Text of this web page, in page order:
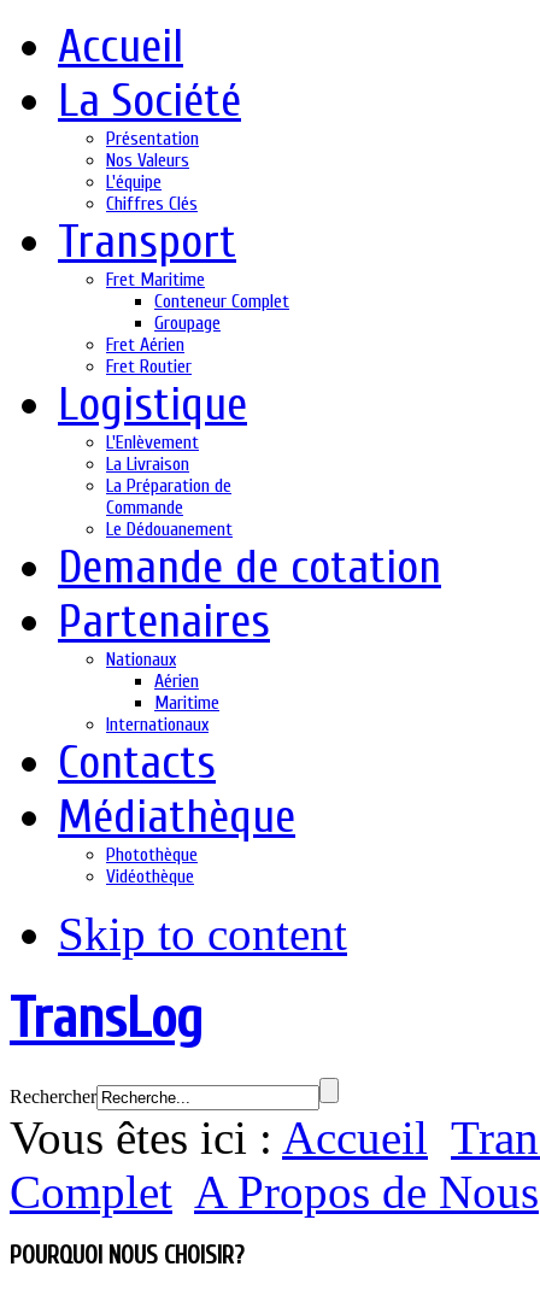
Accueil
La Société
Présentation
Nos Valeurs
L'équipe
Chiffres Clés
Transport
Fret Maritime
Conteneur Complet
Groupage
Fret Aérien
Fret Routier
Logistique
L'Enlèvement
La Livraison
La Préparation de
Commande
Le Dédouanement
Demande de cotation
Partenaires
Nationaux
Aérien
Maritime
Internationaux
Contacts
Médiathèque
Photothèque
Vidéothèque
Skip to content
TransLog
Rechercher
Vous êtes ici : Accueil
Complet A Propos de Nous
POURQUOI NOUS CHOISIR?